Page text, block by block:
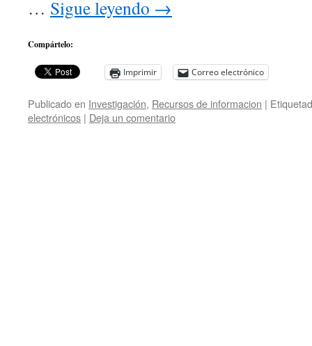
… Sigue leyendo →
Compártelo:
Imprimir Correo electrónico
Publicado en Investigación, Recursos de informacion |
electrónicos | Deja un comentario